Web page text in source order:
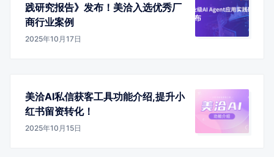
践研究报告》发布！美洽入选优秀厂
商行业案例
2025年10月17日
美洽AI私信获客工具功能介绍,提升小
红书留资转化！
2025年10月15日